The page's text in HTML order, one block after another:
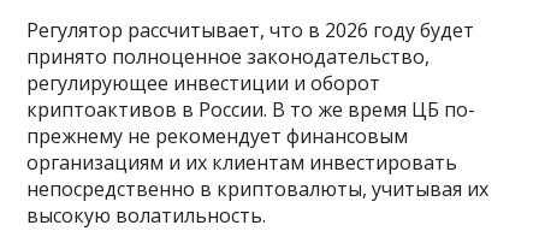
Регулятор рассчитывает, что в 2026 году будет
принято полноценное законодательство,
регулирующее инвестиции и оборот
криптоактивов в России. В то же время ЦБ по-
прежнему не рекомендует финансовым
организациям и их клиентам инвестировать
непосредственно в криптовалюты, учитывая их
высокую волатильность.